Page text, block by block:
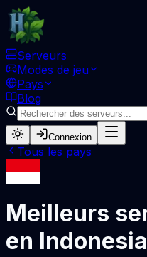
Serveurs
Modes de jeu
Pays
Blog
Connexion
Tous les pays
Meilleurs
en Indonesia